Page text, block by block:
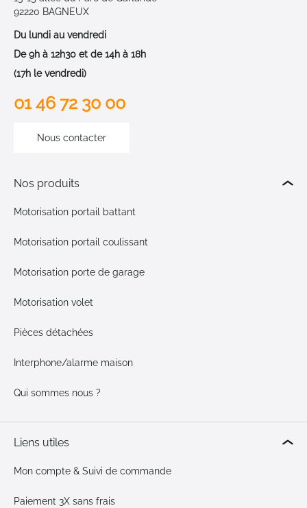
92220 BAGNEUX
Du lundi au vendredi
De 9h à 12h30 et de 14h à 18h
(17h le vendredi)
01 46 72 30 00
Nous contacter
Nos produits
Motorisation portail battant
Motorisation portail coulissant
Motorisation porte de garage
Motorisation volet
Pièces détachées
Interphone/alarme maison
Qui sommes nous ?
Liens utiles
Mon compte & Suivi de commande
Paiement 3X sans frais